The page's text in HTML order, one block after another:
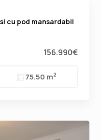
cu pod mansardabil
156.990€
75.50 m2